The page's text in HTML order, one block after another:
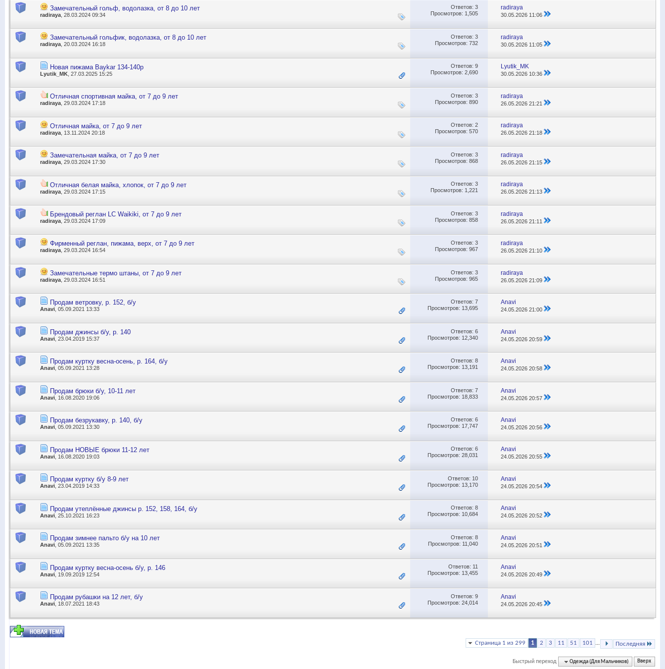
Замечательный гольф, водолазка, от 8 до 10 лет
radiraya , 28.03.2024 09:34
Ответов: 3
Просмотров: 1,505
radiraya
30.05.202611:06
Замечательный гольфик, водолазка, от 8 до 10 лет
radiraya , 20.03.2024 16:18
Ответов: 3
Просмотров: 732
radiraya
30.05.2026 11:05
Новая пижама Baykar 134-140р
Lyutik_MK , 27.03.2025 15:25
Ответов: 9
Просмотров: 2,690
Lyutik_MK
30.05.2026 10:36
Отличная спортивная майка, от 7 до 9 лет
radiraya , 29.03.2024 17:18
Ответов: 3
Просмотров: 890
radiraya
26.05.202621:21
Отличная майка, от 7 до 9 лет
radiraya , 13.11.2024 20:18
Ответов: 2
Просмотров: 570
radiraya
26.05.202621:18
Замечательная майка, от 7 до 9 лет
radiraya , 29.03.2024 17:30
Ответов: 3
Просмотров: 868
radiraya
26.05.202621:15
Отличная белая майка, хлопок, от 7 до 9 лет
radiraya , 29.03.2024 17:15
Ответов: 3
Просмотров: 1,221
radiraya
26.05.202621:13
Брендовый реглан LC Waikiki, от 7 до 9 лет
radiraya , 29.03.2024 17:09
Ответов: 3
Просмотров: 858
radiraya
26.05.202621:11
Фирменный реглан, пижама, верх, от 7 до 9 лет
radiraya, 29.03.2024 16:54
Ответов: 3
Просмотров: 967
radiraya
26.05.202621:10
Замечательные термо штаны, от 7 до 9 лет
radiraya , 29.03.2024 16:51
Ответов: 3
Просмотров: 965
radiraya
26.05.202621:09
Продам ветровку, р. 152, б/у
Anavi, 05.09.2021 13:33
Ответов: 7
Просмотров: 13,695
Anavi
24.05.202621:00
Продам джинсы б/у, р. 140
Anavi , 23.04.2019 15:37
Ответов: 6
Просмотров: 12,340
Anavi
24.05.202620:59
Продам куртку весна-осень, р. 164, б/у
Anavi , 05.09.2021 13:28
Ответов: 8
Просмотров: 13,191
Anavi
24.05.202620:58
Продам брюки б/у, 10-11 лет
Anavi , 16.08.2020 19:06
Ответов: 7
Просмотров: 18,833
Anavi
24.05.202620:57
Продам безрукавку, р. 140, б/у
Anavi , 05.09.2021 13:30
Ответов: 6
Просмотров: 17,747
Anavi
24.05.202620:56
Продам НОВЫЕ брюки 11-12 лет
Anavi , 16.08.2020 19:03
Ответов: 6
Просмотров: 28,031
Anavi
24.05.202620:55
Продам куртку б/у 8-9 лет
Anavi , 23.04.2019 14:33
Ответов: 10
Просмотров: 13,170
Anavi
24.05.202620:54
Продам утеплённые джинсы р. 152, 158, 164, б/у
Anavi , 25.10.2021 16:23
Ответов: 8
Просмотров: 10,684
Anavi
24.05.202620:52
Продам зимнее пальто б/у на 10 лет
Anavi , 05.09.2021 13:35
Ответов: 8
Просмотров: 11,040
Anavi
24.05.202620:51
Продам куртку весна-осень б/у, р. 146
Anavi , 19.09.2019 12:54
Ответов: 11
Просмотров: 13,455
Anavi
24.05.202620:49
Продам рубашки на 12 лет, б/у
Anavi , 18.07.2021 18:43
Ответов: 9
Просмотров: 24,014
Anavi
24.05.202620:45
Страница 1 из 299 1 2 3 11 51 101 Последняя
Быстрый переход Одежда (Для Мальчиков) Вверх